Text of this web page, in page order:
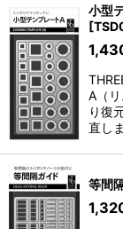
小型
[
A（
り復
直し
等間